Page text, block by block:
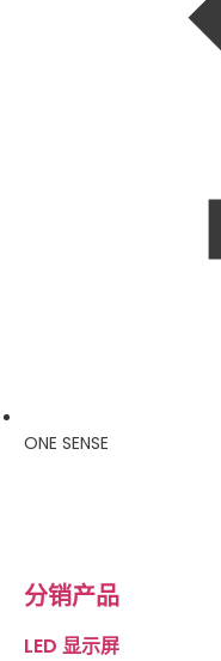
ONE SENSE
分销产品
LED 显示屏